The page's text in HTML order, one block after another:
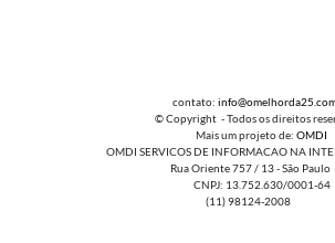
contato:
© Copyright - Todos os direitos
Mais um projeto de: OMDI
OMDI SERVICOS DE INFORMACAO NA
Rua Oriente 757 / 13 - São Paulo -
CNPJ: 13.752.630/0001-64
(11) 98124-2008